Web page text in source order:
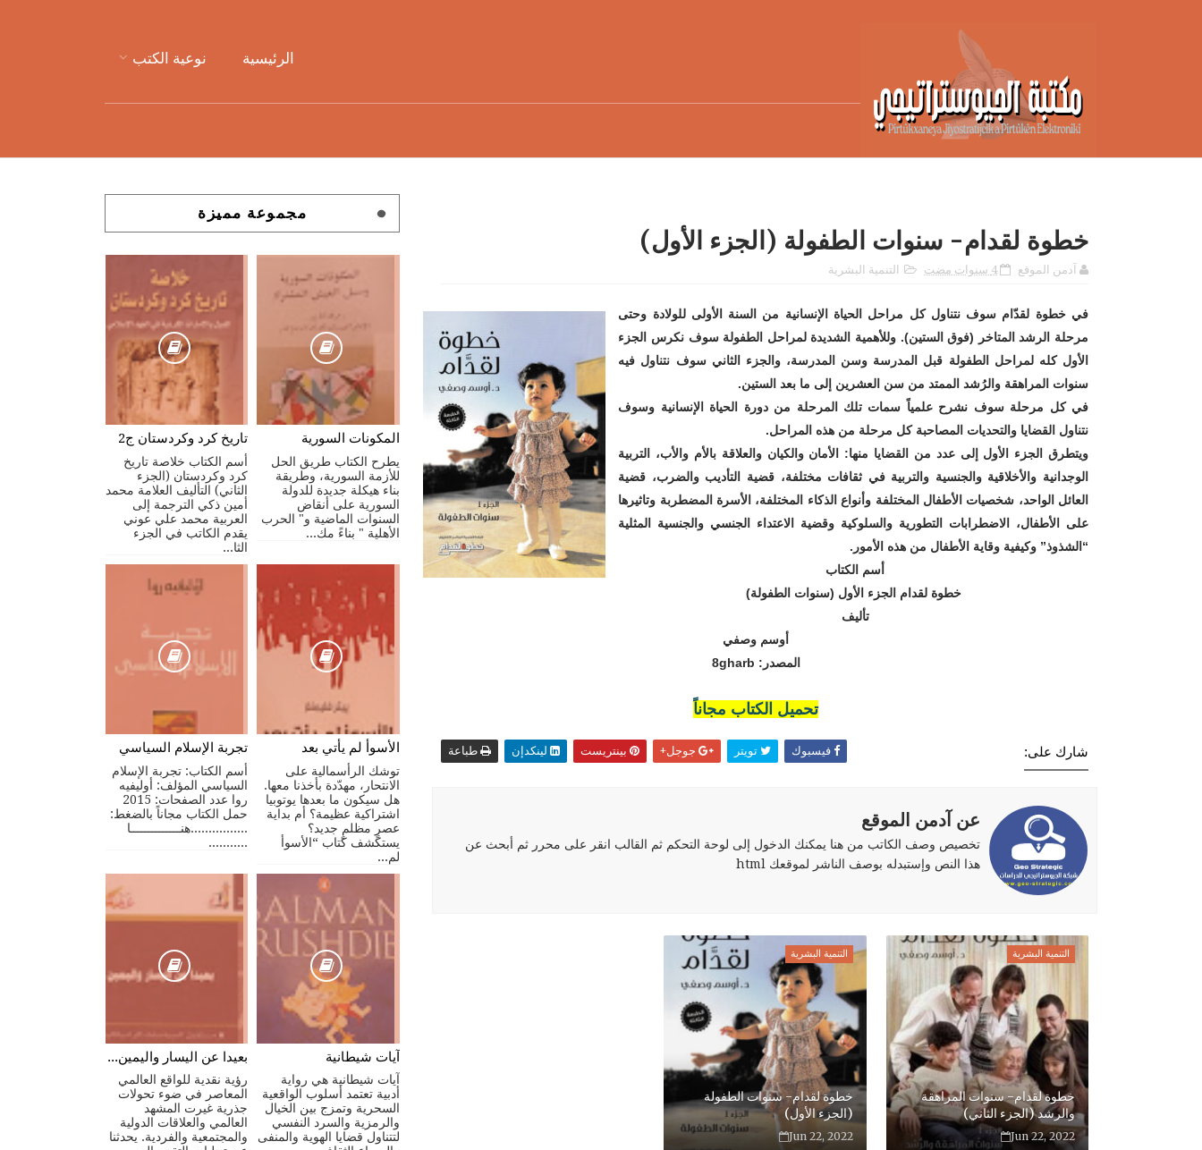
الرئيسية نوعية الكتب
خطوة لقدام- سنوات الطفولة (الجزء الأول)
آدمن الموقع 4 سنوات مضت التنمية البشرية
في خطوة لقدّام سوف نتناول كل مراحل الحياة الإنسانية من السنة الأولى للولادة وحتى
مرحلة الرشد المتاخر (فوق الستين). وللأهمية الشديدة لمراحل الطفولة سوف نكرس الجزء
الأول كله لمراحل الطفولة قبل المدرسة وسن المدرسة، والجزء الثاني سوف نتناول فيه
سنوات المراهقة والرُشد الممتد من سن العشرين إلى ما بعد الستين.
في كل مرحلة سوف نشرح علمياً سمات تلك المرحلة من دورة الحياة الإنسانية وسوف
نتناول القضايا والتحديات المصاحبة كل مرحلة من هذه المراحل.
ويتطرق الجزء الأول إلى عدد من القضايا منها: الأمان والكيان والعلاقة بالأم والأب، التربية
الوجدانية والأخلاقية والجنسية والتربية في ثقافات مختلفة، قضية التأديب والضرب، قضية
العائل الواحد، شخصيات الأطفال المختلفة وأنواع الذكاء المختلفة، الأسرة المضطربة وتاثيرها
على الأطفال، الاضطرابات التطورية والسلوكية وقضية الاعتداء الجنسي والجنسية المثلية
“الشذوذ” وكيفية وقاية الأطفال من هذه الأمور.
أسم الكتاب
خطوة لقدام الجزء الأول (سنوات الطفولة)
تأليف
أوسم وصفي
المصدر: 8gharb
تحميل الكتاب مجاناً
شارك على: فيسبوك تويتر جوجل+ بينتريست لينكدإن طباعة
عن آدمن الموقع
تخصيص وصف الكاتب من هنا يمكنك الدخول إلى لوحة التحكم ثم القالب انقر على محرر ثم أبحث عن
هذا النص وإستبدله بوصف الناشر لموقعك html
التنمية البشرية
خطوة لقدام- سنوات المراهقة
والرشد (الجزء الثاني)
Jun 22, 2022
التنمية البشرية
خطوة لقدام- سنوات الطفولة
(الجزء الأول)
Jun 22, 2022
مجموعة مميزة
المكونات السورية
يطرح الكتاب طريق الحل
للأزمة السورية، وطريقة
بناء هيكلة جديدة للدولة
السورية على أنقاض
السنوات الماضية و" الحرب
الأهلية " بناءً مك...
تاريخ كرد وكردستان ج2
أسم الكتاب خلاصة تاريخ
كرد وكردستان (الجزء
الثاني) التأليف العلامة محمد
أمين ذكي الترجمة إلى
العربية محمد علي عوني
يقدم الكاتب في الجزء
الثا...
الأسوأ لم يأتي بعد
توشك الرأسمالية على
الانتحار، مهدّدة بأخذنا معها.
هل سيكون ما بعدها يوتوبيا
اشتراكية عظيمة؟ أم بداية
عصرٍ مظلمٍ جديد؟
يستكشف كتاب “الأسوأ
لم...
تجربة الإسلام السياسي
أسم الكتاب: تجربة الإسلام
السياسي المؤلف: أوليفيه
روا عدد الصفحات: 2015
حمل الكتاب مجاناً بالضغط:
................هنــــــــــــــا
...........
آيات شيطانية
آيات شيطانية هي رواية
أدبية تعتمد أسلوب الواقعية
السحرية وتمزج بين الخيال
والرمزية والسرد النفسي
لتتناول قضايا الهوية والمنفى
بعيدا عن اليسار واليمين - مستقبل الثقافات الراديكالية
رؤية نقدية للواقع العالمي
المعاصر في ضوء تحولات
جذرية غيرت المشهد
العالمي والعلاقات الدولية
والمجتمعية والفردية. يحدثنا